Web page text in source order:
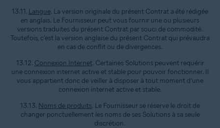
13.11. Langue. La version originale du présent Contrat a été rédigée
en anglais. Le Fournisseur peut vous fournir une ou plusieurs
versions traduites du présent Contrat par souci de commodité.
Toutefois, c'est la version anglaise du présent Contrat qui prévaudra
en cas de conflit ou de divergences.
13.12. Connexion Internet. Certaines Solutions peuvent requérir
une connexion internet active et stable pour pouvoir fonctionner. Il
vous appartient donc de veiller à disposer à tout moment d’une
connexion internet active et stable.
13.13. Noms de produits. Le Fournisseur se réserve le droit de
changer ponctuellement les noms de ses Solutions à sa seule
discrétion.